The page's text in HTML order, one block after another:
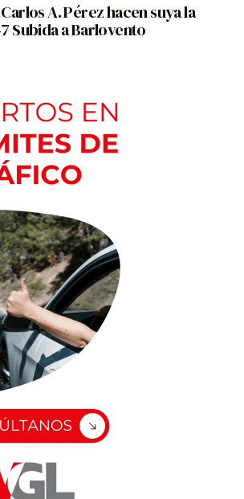
A. Pérez hacen suya la
Subida a Barlovento